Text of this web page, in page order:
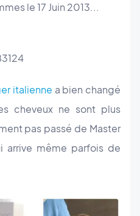
le 17 Juin 2013...
italienne a bien changé
cheveux ne sont plus
pas passé de Master
arrive même parfois de